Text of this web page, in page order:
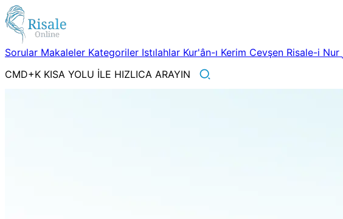
Sorular Makaleler Kategoriler Istılahlar Kur'ân-ı Kerim Cevşen Risale-i Nur
CMD+K KISA YOLU İLE HIZLICA ARAYIN